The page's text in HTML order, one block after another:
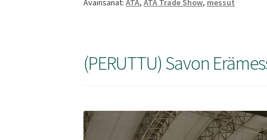
Avainsanat:ATA,ATA Trade Show, messut
(PERUTTU) Savon